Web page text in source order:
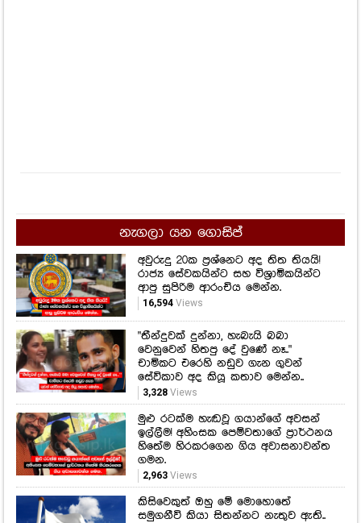
නැගලා යන ගොසිප්
අවුරුදු 20ක ප්‍රශ්නෙට අද තිත තියයි!
රාජ්‍ය සේවකයින්ට සහ විශ්‍රාමිකයින්ට
ආපු සුපිරිම ආරංචිය මෙන්න.
16,594Views
"තීන්දුවක් දුන්නා, හැබැයි බබා
වෙනුවෙන් හිතපු දේ වුණේ නෑ.."
චාමිකට එරෙහි නඩුව ගැන ගුවන්
සේවිකාව අද කියූ කතාව මෙන්න..
3,328Views
මුළු රටක්ම හැඬවූ ගයාන්ගේ අවසන්
ඉල්ලීම! අහිංසක පෙම්වතාගේ ප්‍රාර්ථනය
හිතේම හිරකරගෙන ගිය අවාසනාවන්ත
ගමන.
2,963Views
කිසිවෙකුත් ඔහු මේ මොහොතේ
සමුගනීවි කියා සිතන්නට නැතුව ඇති..